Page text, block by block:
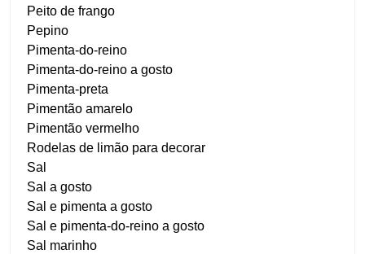
Peito de frango
Pepino
Pimenta-do-reino
Pimenta-do-reino a gosto
Pimenta-preta
Pimentão amarelo
Pimentão vermelho
Rodelas de limão para decorar
Sal
Sal a gosto
Sal e pimenta a gosto
Sal e pimenta-do-reino a gosto
Sal marinho